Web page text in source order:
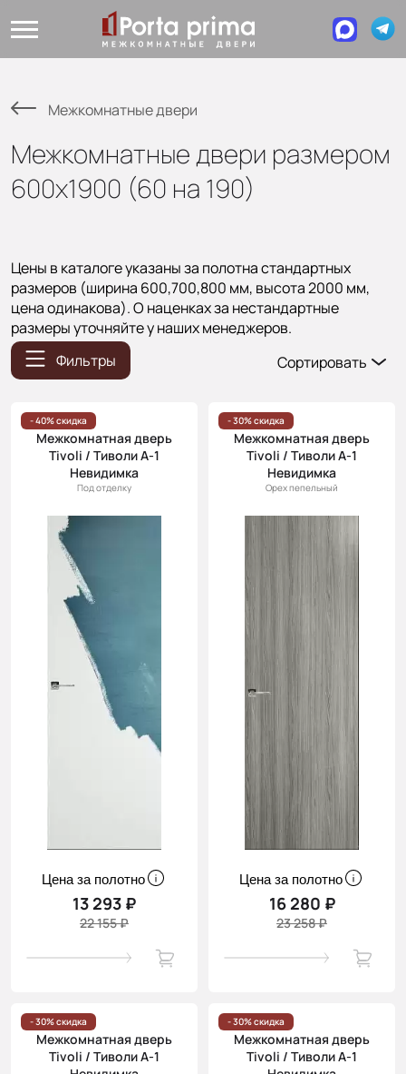
Межкомнатные двери
Межкомнатные двери размером
600х1900 (60 на 190)
Цены в каталоге указаны за полотна стандартных
размеров (ширина 600,700,800 мм, высота 2000 мм,
цена одинакова). О наценках за нестандартные
размеры уточняйте у наших менеджеров.
Фильтры
Сортировать
Цена
(возр.)
Цена (убыв.)
Cначала
новинки
Cначала
скидки
- 40% скидка
Межкомнатная дверь
Tivoli / Тиволи А-1
Невидимка
Под отделку
Цена за полотно
13 293 ₽
22 155 ₽
- 30% скидка
Межкомнатная дверь
Tivoli / Тиволи А-1
Невидимка
Орех пепельный
Цена за полотно
16 280 ₽
23 258 ₽
- 30% скидка
Межкомнатная дверь
Tivoli / Тиволи А-1
- 30% скидка
Межкомнатная дверь
Tivoli / Тиволи А-1